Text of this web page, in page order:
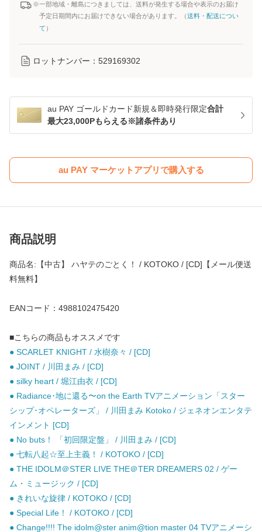
※一部地域・離島につきましては、送料が発生する場合や表示のお届け
予定日期間内にお届けできない場合があります。（送料・配送につい
て ）
ロットナンバー： 529169302
au PAY ゴールドカード新規＆即時発行限定合計
最大23,000Pもらえる※諸条件あり
au PAY マーケットアプリで購入する
商品説明
商品名:【中古】 ハヤテのごとく！ / KOTOKO / [CD]【メール便送
料無料】
EANコード：4988102475420
■こちらの商品もオススメです
● SCARLET KNIGHT / 水樹奈々 / [CD]
● JOINT / 川田まみ / [CD]
● silky heart / 堀江由衣 / [CD]
● Radiance･地に還る〜on the Earth TVアニメーション「スター
シップ･オペレーターズ」 / 川田まみ Kotoko / ジェネオンエンタテ
インメント [CD]
● No buts！ 「初回限定盤」 / 川田まみ / [CD]
● 七転八起☆至上主義！ / KOTOKO / [CD]
● THE IDOLM＠STER LIVE THE＠TER DREAMERS 02 / ゲー
ム・ミュージック / [CD]
● きれいな旋律 / KOTOKO / [CD]
● Special Life！ / KOTOKO / [CD]
● Change!!!! The idolm@ster anim@tion master 04 TVアニメーシ